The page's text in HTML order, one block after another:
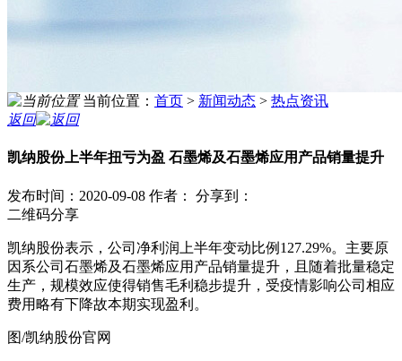
当前位置： 首页 > 新闻动态 > 热点资讯
返回
凯纳股份上半年扭亏为盈 石墨烯及石墨烯应用产品销量提升
发布时间：2020-09-08 作者：
分享到：
二维码分享
凯纳股份表示，公司净利润上半年变动比例127.29%。主要原
因系公司石墨烯及石墨烯应用产品销量提升，且随着批量稳定
生产，规模效应使得销售毛利稳步提升，受疫情影响公司相应
费用略有下降故本期实现盈利。
图/凯纳股份官网